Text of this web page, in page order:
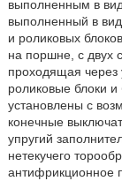
выполненным в
выполненный в
и роликовых
на поршне, с двух
проходящая через
роликовые блоки
установлены с
конечные
упругий
нетекучего
антифрикционное